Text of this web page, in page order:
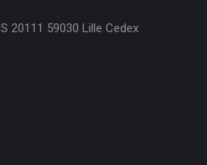
20111 59030 Lille Cedex